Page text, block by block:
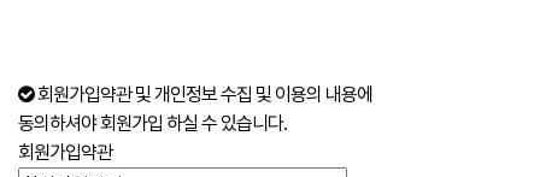
회원가입약관 및 개인정보 수집 및 이용의 내용에
동의하셔야 회원가입 하실 수 있습니다.
회원가입약관